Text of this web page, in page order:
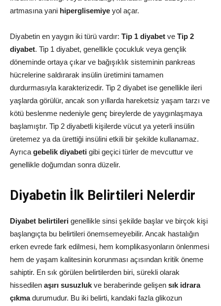
artmasına yani hiperglisemiye yol açar.
Diyabetin en yaygın iki türü vardır: Tip 1 diyabet ve Tip 2
diyabet. Tip 1 diyabet, genellikle çocukluk veya gençlik
döneminde ortaya çıkar ve bağışıklık sisteminin pankreas
hücrelerine saldırarak insülin üretimini tamamen
durdurmasıyla karakterizedir. Tip 2 diyabet ise genellikle ileri
yaşlarda görülür, ancak son yıllarda hareketsiz yaşam tarzı ve
kötü beslenme nedeniyle genç bireylerde de yaygınlaşmaya
başlamıştır. Tip 2 diyabetli kişilerde vücut ya yeterli insülin
üretemez ya da ürettiği insülini etkili bir şekilde kullanamaz.
Ayrıcagebelik diyabeti gibi geçici türler de mevcuttur ve
genellikle doğumdan sonra düzelir.
Diyabetin İlk Belirtileri Nelerdir
Diyabet belirtileri genellikle sinsi şekilde başlar ve birçok kişi
başlangıçta bu belirtileri önemsemeyebilir. Ancak hastalığın
erken evrede fark edilmesi, hem komplikasyonların önlenmesi
hem de yaşam kalitesinin korunması açısından kritik öneme
sahiptir. En sık görülen belirtilerden biri, sürekli olarak
hissedilen aşırı susuzluk ve beraberinde gelişen sık idrara
çıkmadurumudur. Bu iki belirti, kandaki fazla glikozun